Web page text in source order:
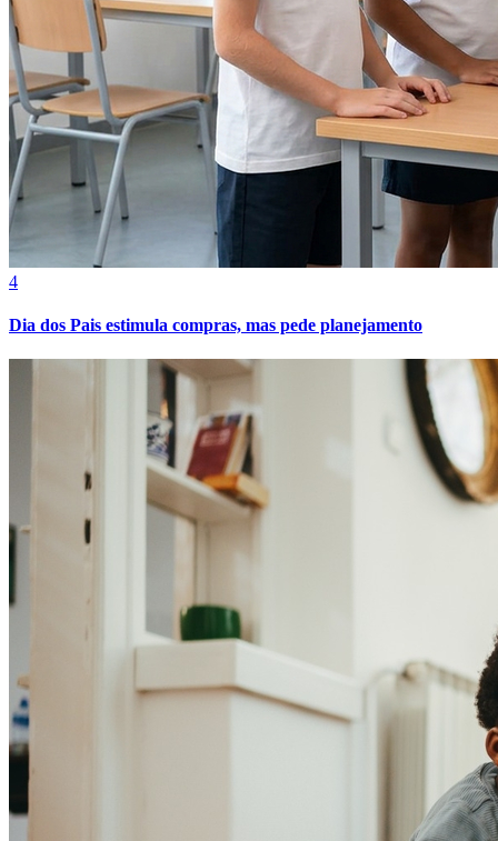
4
Dia dos Pais estimula compras, mas pede planejamento